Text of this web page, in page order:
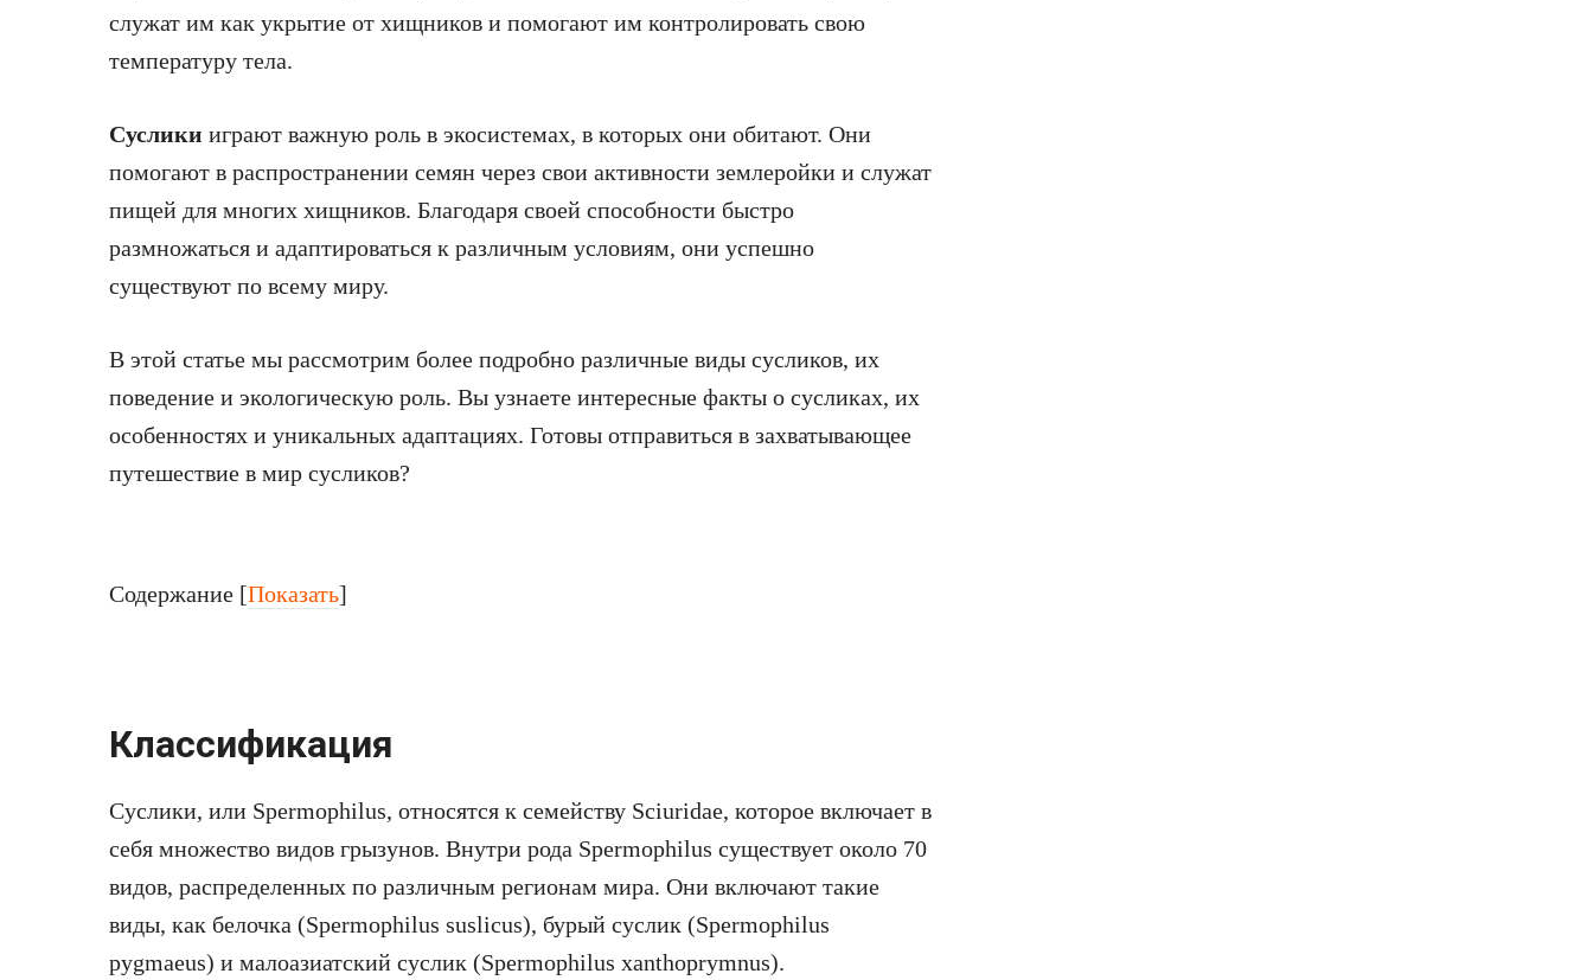
служат им как укрытие от хищников и помогают им контролировать свою
температуру тела.
Суслики играют важную роль в экосистемах, в которых они обитают. Они
помогают в распространении семян через свои активности землеройки и служат
пищей для многих хищников. Благодаря своей способности быстро
размножаться и адаптироваться к различным условиям, они успешно
существуют по всему миру.
В этой статье мы рассмотрим более подробно различные виды сусликов, их
поведение и экологическую роль. Вы узнаете интересные факты о сусликах, их
особенностях и уникальных адаптациях. Готовы отправиться в захватывающее
путешествие в мир сусликов?
Содержание [Показать]
Классификация
Суслики, или Spermophilus, относятся к семейству Sciuridae, которое включает в
себя множество видов грызунов. Внутри рода Spermophilus существует около 70
видов, распределенных по различным регионам мира. Они включают такие
виды, как белочка (Spermophilus suslicus), бурый суслик (Spermophilus
pygmaeus) и малоазиатский суслик (Spermophilus xanthoprymnus).